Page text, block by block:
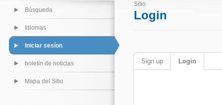
Búsqueda
Idiomas
Iniciar sesíon
boletín de noticias
Mapa del Sitio
Sitio
Login
Sign up Login